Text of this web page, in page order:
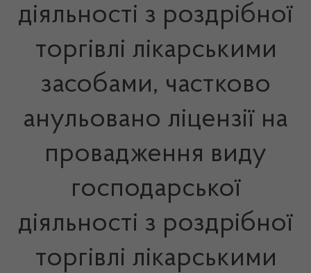
діяльності з роздрібної
торгівлі лікарськими
засобами, частково
анульовано ліцензії на
провадження виду
господарської
діяльності з роздрібної
торгівлі лікарськими